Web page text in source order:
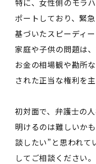
特に、女性側のモラ
ポートしており、緊
基づいたスピーディ
家庭や子供の問題は
お金の相場観や勘所
された正当な権利を
初対面で、弁護士の
明けるのは難しいか
談したい”と思われて
してご相談ください